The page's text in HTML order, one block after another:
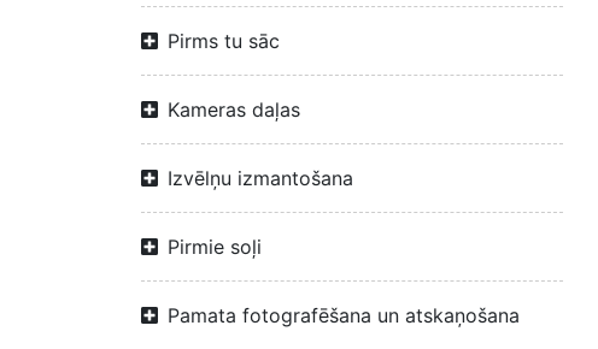
Pirms tu sāc
Kameras daļas
Izvēlņu izmantošana
Pirmie soļi
Pamata fotografēšana un atskaņošana